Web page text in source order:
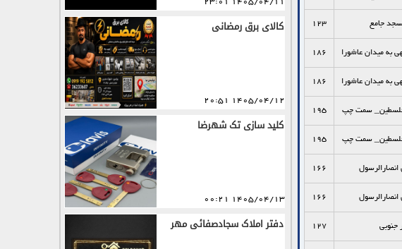
جامع 123
به ميدان عاشورا 186
به ميدان عاشورا 186
فلسطین_ سمت چپ 195
فلسطین_ سمت چپ 195
انصارالرسول 166
انصارالرسول 166
جنوبی 127
کالای برق رمضانی
1405/04/12 20:51
کلید سازی تک شهرضا
1405/04/13 00:21
دفتر املاک سجادصفائی مهر